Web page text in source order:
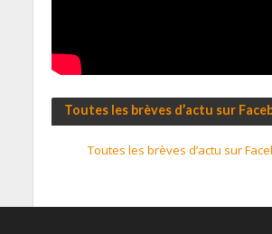
Toutes les brèves d’actu sur
Toutes les brèves d’actu sur